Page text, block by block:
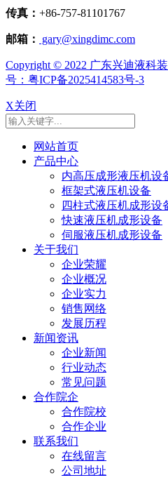
传真： +86-757-81101767
邮箱： gary@xingdimc.com
Copyright © 2022 广东兴迪液科
号：粤ICP备2025414583号-3
X关闭
网站首页
产品中心
内高压成形液压机设
框架式液压机设备
四柱式液压机成形设
快速液压机成形设备
伺服液压机成形设备
关于我们
企业荣耀
企业概况
企业实力
销售网络
发展历程
新闻资讯
企业新闻
行业动态
常见问题
合作院企
合作院校
合作企业
联系我们
在线留言
公司地址